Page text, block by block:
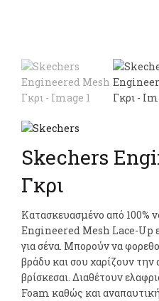
Skechers
Γκρι
Κατασκευασμένο από 100%
Engineered Mesh Lace-Up
για σένα. Μπορούν να
βράδυ και σου χαρίζουν
βρίσκεσαι. Διαθέτουν
Foam καθώς και